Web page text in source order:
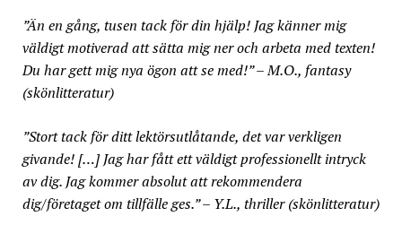
”Än en gång, tusen tack för din hjälp! Jag känner mig
väldigt motiverad att sätta mig ner och arbeta med texten!
Du har gett mig nya ögon att se med!” – M.O., fantasy
(skönlitteratur)
”Stort tack för ditt lektörsutlåtande, det var verkligen
givande! […] Jag har fått ett väldigt professionellt intryck
av dig. Jag kommer absolut att rekommendera
dig/företaget om tillfälle ges.” – Y.L., thriller (skönlitteratur)